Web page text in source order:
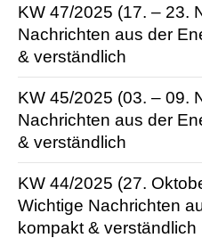
KW 47/2025 (17. – 23.
Nachrichten aus der
& verständlich
KW 45/2025 (03. – 09.
Nachrichten aus der
& verständlich
KW 44/2025 (27.
Wichtige Nachrichten
kompakt & verständlich